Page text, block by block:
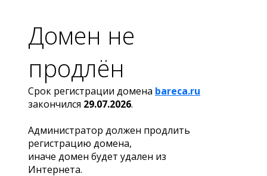
Домен не
продлён
Срок регистрации домена bareca.ru
закончился 29.07.2026.
Администратор должен продлить
регистрацию домена,
иначе домен будет удален из
Интернета.